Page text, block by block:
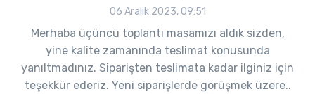
06 Aralık 2023, 09:51
Merhaba üçüncü toplantı masamızı aldık sizden,
yine kalite zamanında teslimat konusunda
yanıltmadınız. Siparişten teslimata kadar ilginiz için
teşekkür ederiz. Yeni siparişlerde görüşmek üzere..